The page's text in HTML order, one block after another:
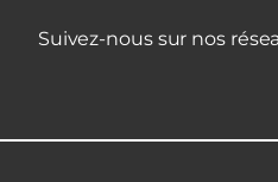
Suivez-nous sur nos